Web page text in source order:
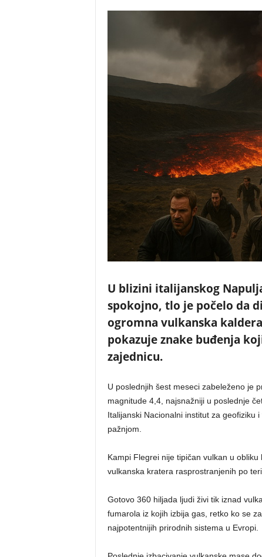
U blizini italijanskog
spokojno, tlo je počelo da
ogromna vulkanska
pokazuje znake buđenja
zajednicu.
U poslednjih šest meseci zabeleženo je
magnitude 4,4, najsnažniji u poslednje
Italijanski Nacionalni institut za geofiziku
pažnjom.
Kampi Flegrei nije tipičan vulkan u
vulkanska kratera rasprostranjenih po
Gotovo 360 hiljada ljudi živi tik iznad
fumarola iz kojih izbija gas, retko ko se
najpotentnijih prirodnih sistema u Evropi.